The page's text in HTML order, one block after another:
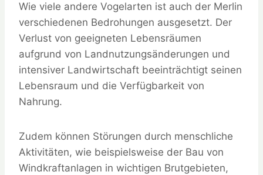
Wie viele andere Vogelarten ist auch der Merlin
verschiedenen Bedrohungen ausgesetzt. Der
Verlust von geeigneten Lebensräumen
aufgrund von Landnutzungsänderungen und
intensiver Landwirtschaft beeinträchtigt seinen
Lebensraum und die Verfügbarkeit von
Nahrung.
Zudem können Störungen durch menschliche
Aktivitäten, wie beispielsweise der Bau von
Windkraftanlagen in wichtigen Brutgebieten,